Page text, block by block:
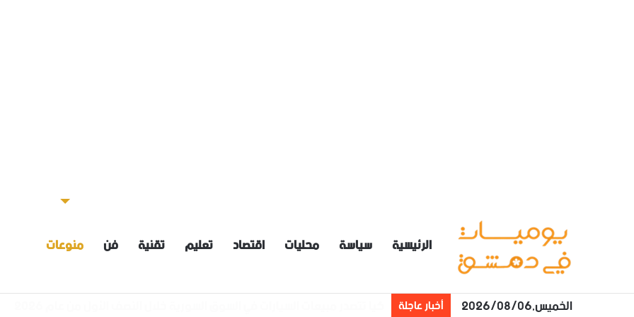
الرئيسية سياسة محليات اقتصاد تعليم تقنية فن منوعات
الخميس,2026/08/06 أخبار عاجلة